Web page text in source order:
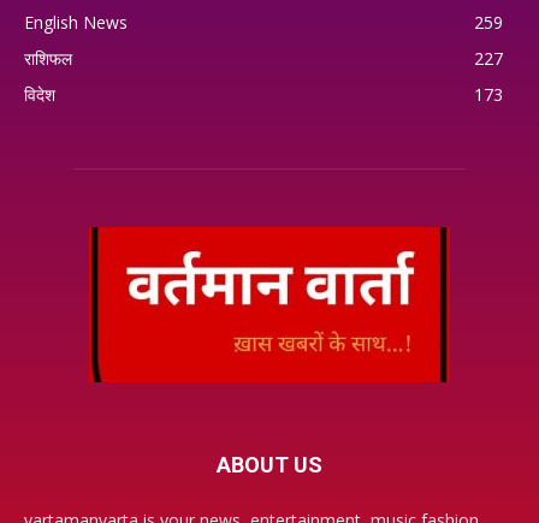
English News
259
राशिफल
227
विदेश
173
ABOUT US